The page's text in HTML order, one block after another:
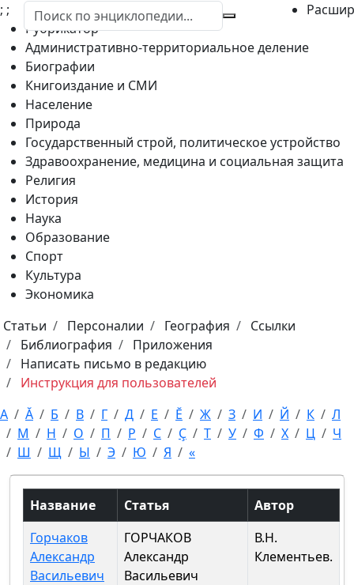
; ;
Рубрикатор
Административно-территориальное деление
Биографии
Книгоиздание и СМИ
Население
Природа
Государственный строй, политическое устройство
Здравоохранение, медицина и социальная защита
Религия
История
Наука
Образование
Спорт
Культура
Экономика
Статьи
Персоналии География
Ссылки
Библиография
Приложения
Написать письмо в редакцию
Инструкция для пользователей
А
Ă Б В Г Д Е Ĕ Ж З И Й К
Л
М
Н О П Р С Ç Т У Ф Х Ц
Ч
Ш
Щ Ы Э Ю Я «
Название Статья
Автор
Горчаков
Александр
Васильевич
ГОРЧАКОВ
Александр
Васильевич
В.Н.
Клементьев.